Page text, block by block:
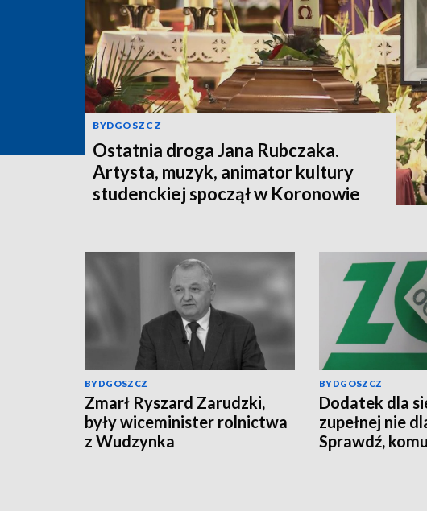
BYDGOSZCZ
Ostatnia droga Jana Rubczaka.
Artysta, muzyk, animator kultury
studenckiej spoczął w Koronowie
BYDGOSZCZ
Zmarł Ryszard Zarudzki,
były wiceminister rolnictwa
z Wudzynka
BYDGOSZCZ
Dodatek dla
zupełnej nie
Sprawdź,